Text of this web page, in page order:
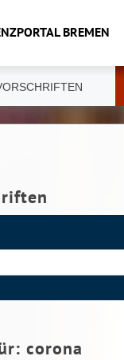
BREMEN
corona